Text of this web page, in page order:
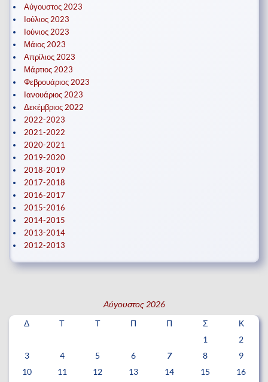
Αύγουστος 2023
Ιούλιος 2023
Ιούνιος 2023
Μάιος 2023
Απρίλιος 2023
Μάρτιος 2023
Φεβρουάριος 2023
Ιανουάριος 2023
Δεκέμβριος 2022
2022-2023
2021-2022
2020-2021
2019-2020
2018-2019
2017-2018
2016-2017
2015-2016
2014-2015
2013-2014
2012-2013
Αύγουστος 2026
Δ
Τ Τ Π Π Σ
Κ
1
2
3
4 5 6 7 8
9
10
11 12 13 14 15
16